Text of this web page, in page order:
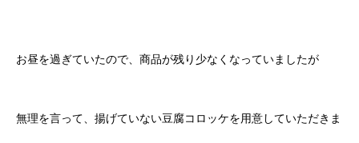
お昼を過ぎていたので、商品が残り少なくなっていましたが
無理を言って、揚げていない豆腐コロッケを用意していただきま